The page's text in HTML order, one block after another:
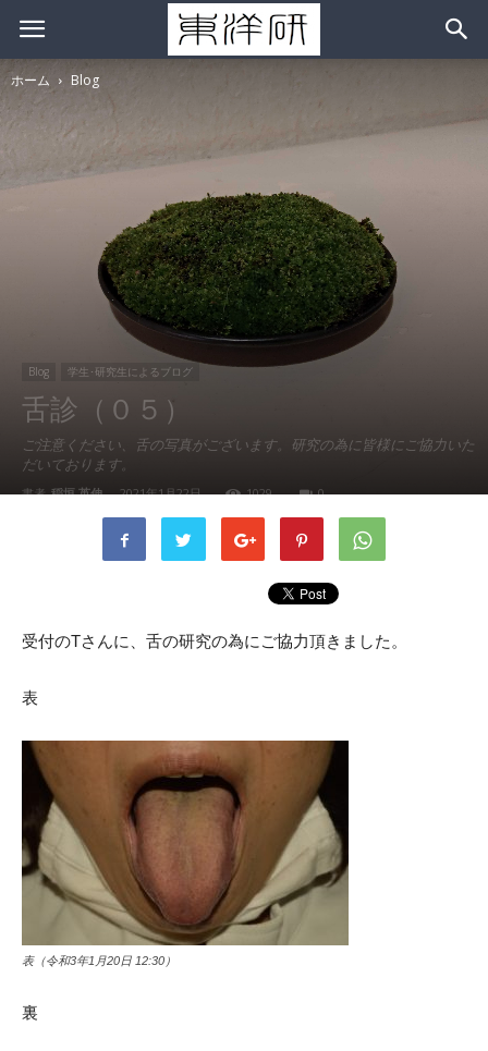
ホーム Blog
Blog 学生･研究生によるブログ
舌診（０５）
ご注意ください、舌の写真がございます。研究の為に皆様にご協力いた
だいております。
書者 稲垣 英伸 - 2021年1月22日 1029 0
受付のTさんに、舌の研究の為にご協力頂きました。
表
表（令和3年1月20日 12:30）
裏